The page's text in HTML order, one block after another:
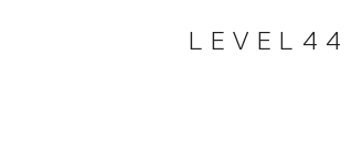
LEVEL44